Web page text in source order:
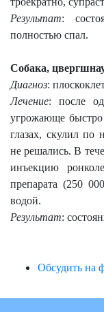
Результат:
полностью спал.
Собака,
Диагноз:
Лечение: после
угрожающе
глазах, скулил по
не решались. В
инъекцию
препарата (250
водой.
Результат:
Обсудить на